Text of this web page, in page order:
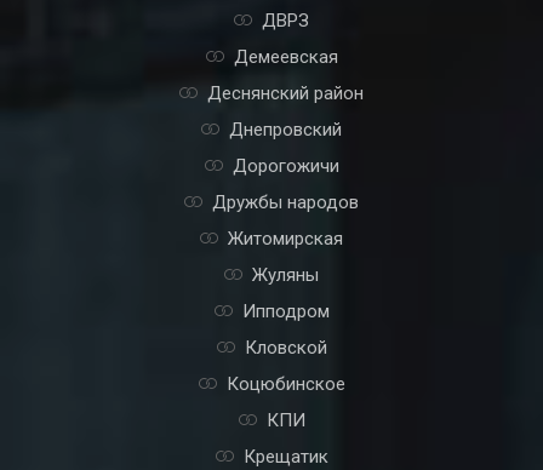
ДВРЗ
Демеевская
Деснянский район
Днепровский
Дорогожичи
Дружбы народов
Житомирская
Жуляны
Ипподром
Кловской
Коцюбинское
КПИ
Крещатик